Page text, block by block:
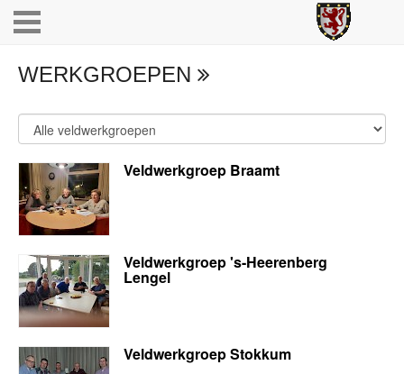
WERKGROEPEN
Veldwerkgroep Braamt
Veldwerkgroep 's-Heerenberg
Lengel
Veldwerkgroep Stokkum